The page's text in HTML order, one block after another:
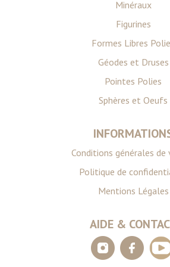
avec d'autres informations que vous
Minéraux
Figurines
Formes Libres
Géodes et Druses
Pointes Polies
Sphères et Oeufs
Conditions générales de
Politique de
Mentions Légales
AIDE &